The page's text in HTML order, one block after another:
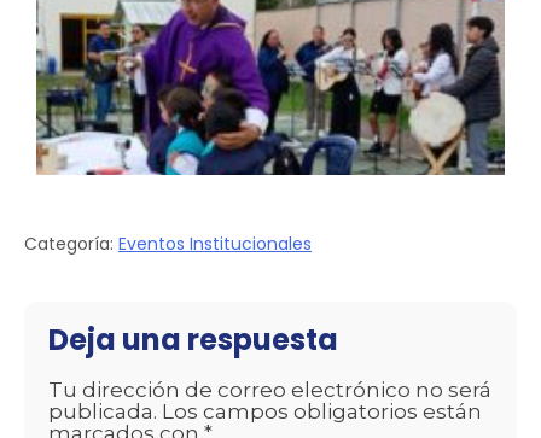
Categoría: Eventos Institucionales
Deja una respuesta
Tu dirección de correo electrónico no será
publicada. Los campos obligatorios están
marcados con *